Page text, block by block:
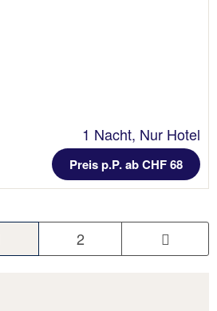
1 Nacht, Nur Hotel
Preis p.P. ab CHF 68
2